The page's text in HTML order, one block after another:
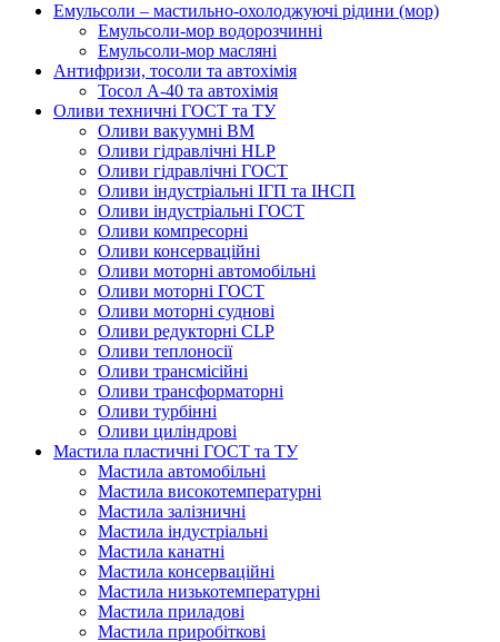
Емульсоли – мастильно-охолоджуючі рідини (мор)
Емульсоли-мор водорозчинні
Емульсоли-мор масляні
Антифризи, тосоли та автохімія
Тосол А-40 та автохімія
Оливи техничні ГОСТ та ТУ
Оливи вакуумні ВМ
Оливи гідравлічні HLP
Оливи гідравлічні ГОСТ
Оливи індустріальні ІГП та ІНСП
Оливи індустріальні ГОСТ
Оливи компресорні
Оливи консерваційні
Оливи моторні автомобільні
Оливи моторні ГОСТ
Оливи моторні суднові
Оливи редукторні CLP
Оливи теплоносії
Оливи трансмісійні
Оливи трансформаторні
Оливи турбінні
Оливи циліндрові
Мастила пластичні ГОСТ та ТУ
Мастила автомобільні
Мастила високотемпературні
Мастила залізничні
Мастила індустріальні
Мастила канатні
Мастила консерваційні
Мастила низькотемпературні
Мастила приладові
Мастила приробіткові